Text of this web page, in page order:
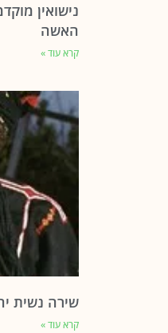
נישואין
האשה
קרא עוד »
שירה נשית
קרא עוד »